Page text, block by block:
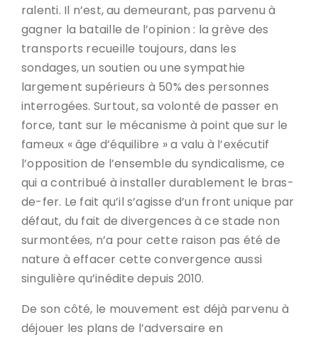
ralenti. Il n’est, au demeurant, pas parvenu à
gagner la bataille de l’opinion : la grève des
transports recueille toujours, dans les
sondages, un soutien ou une sympathie
largement supérieurs à 50% des personnes
interrogées. Surtout, sa volonté de passer en
force, tant sur le mécanisme à point que sur le
fameux « âge d’équilibre » a valu à l’exécutif
l’opposition de l’ensemble du syndicalisme, ce
qui a contribué à installer durablement le bras-
de-fer. Le fait qu’il s’agisse d’un front unique par
défaut, du fait de divergences à ce stade non
surmontées, n’a pour cette raison pas été de
nature à effacer cette convergence aussi
singulière qu’inédite depuis 2010.
De son côté, le mouvement est déjà parvenu à
déjouer les plans de l’adversaire en